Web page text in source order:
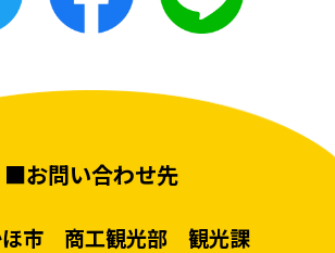
■お問い合わせ先
ほ市 商工観光部 観光課